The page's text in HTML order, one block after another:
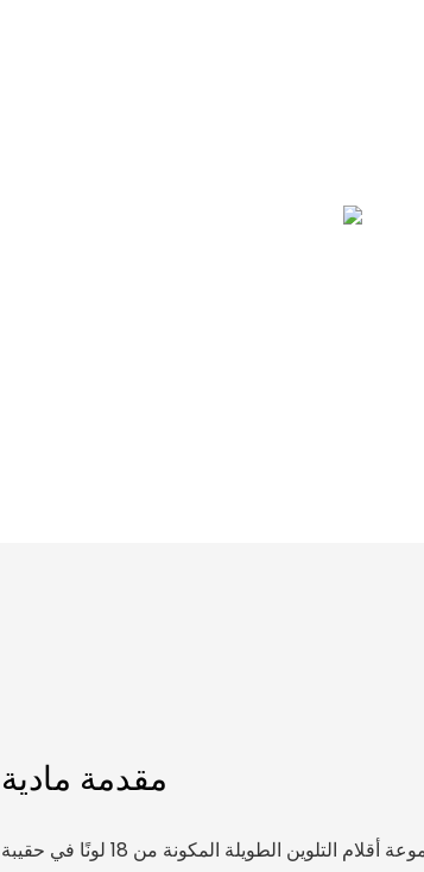
مقدمة مادية
تأتي مجموعة أقلام التلوين الطويلة المكونة من 18 لونًا في حقيبة PVC، مما يجعل من السهل